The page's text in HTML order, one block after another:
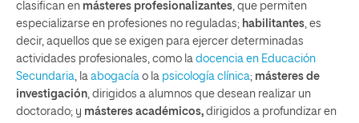
clasifican en másteres profesionalizantes, que permiten
especializarse en profesiones no reguladas; habilitantes, es
decir, aquellos que se exigen para ejercer determinadas
actividades profesionales, como la docencia en Educación
Secundaria, la abogacía o la psicología clínica; másteres de
investigación, dirigidos a alumnos que desean realizar un
doctorado; y másteres académicos, dirigidos a profundizar en